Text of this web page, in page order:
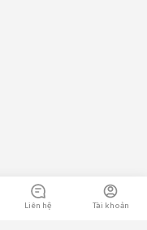
Liên hệ Tài khoản